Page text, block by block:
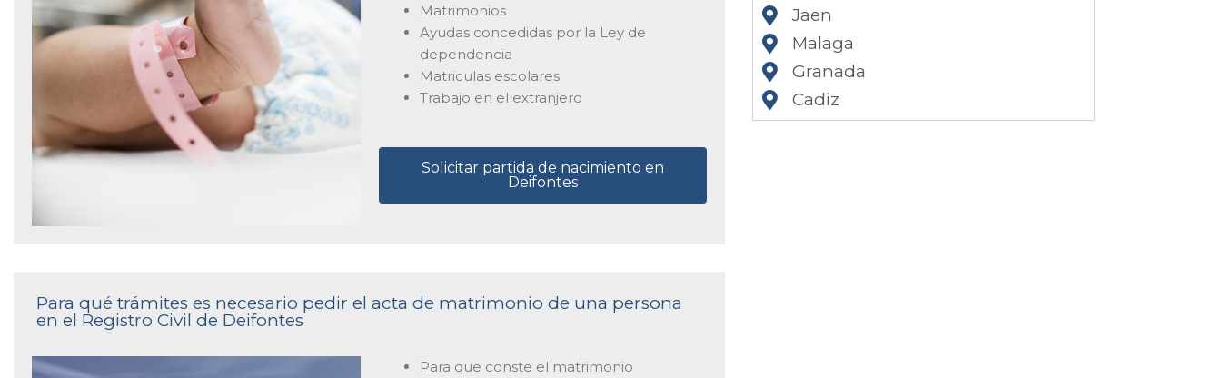
Matrimonios
Ayudas concedidas por la Ley de
dependencia
Matriculas escolares
Trabajo en el extranjero
Solicitar partida de nacimiento en
Deifontes
Para qué trámites es necesario pedir el acta de matrimonio de una persona
en el Registro Civil de Deifontes
Para que conste el matrimonio
Jaen
Malaga
Granada
Cadiz